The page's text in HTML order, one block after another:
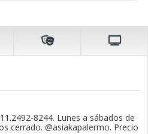
8244. Lunes a sábados de
cerrado. @asiakapalermo. Precio